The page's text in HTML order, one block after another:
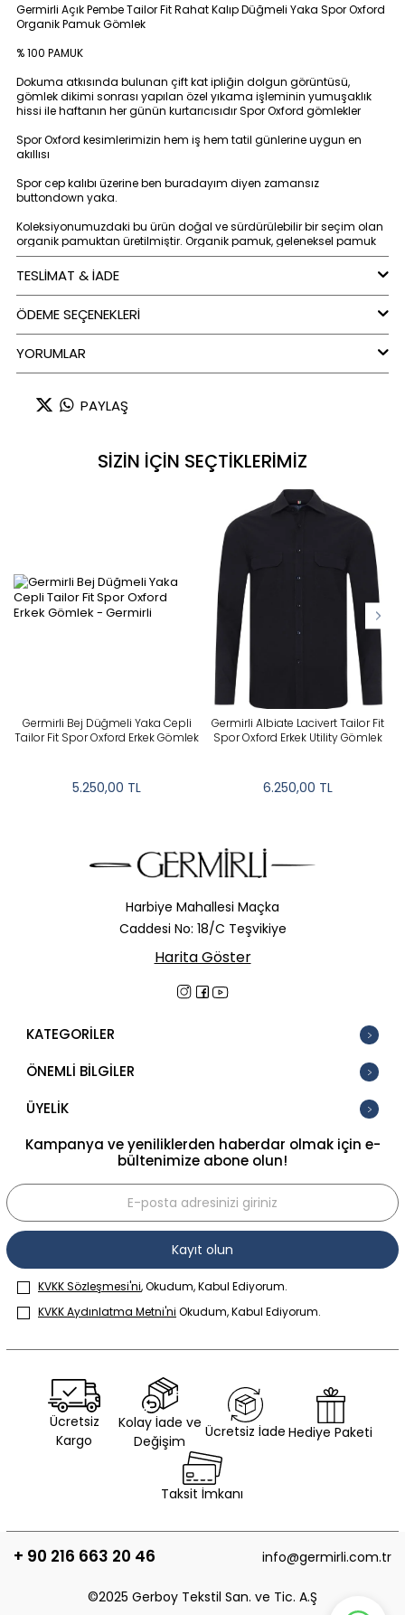
Germirli Açık Pembe Tailor Fit Rahat Kalıp Düğmeli Yaka Spor Oxford
Organik Pamuk Gömlek
% 100 PAMUK
Dokuma atkısında bulunan çift kat ipliğin dolgun görüntüsü,
gömlek dikimi sonrası yapılan özel yıkama işleminin yumuşaklık
hissi ile haftanın her günün kurtarıcısıdır Spor Oxford gömlekler
Spor Oxford kesimlerimizin hem iş hem tatil günlerine uygun en
akıllısı
Spor cep kalıbı üzerine ben buradayım diyen zamansız
buttondown yaka.
Koleksiyonumuzdaki bu ürün doğal ve sürdürülebilir bir seçim olan
organik pamuktan üretilmiştir. Organik pamuk, geleneksel pamuk
üretimine kıyasla daha çevre dostu bir seçenektir. Organik
pamuğun benzersiz dokusunu ve doğaya olan saygısını keşfedin,
stilinizi sürdürülebilir bir gelecekle birleştirin.
Tailor Fit-Rahat Kalıp: Modern Konfor Yeniden Tanımlanıyor! Modern
tarz ile eşsiz konforun mükemmel bir karışımını sunan özel Tailor Fit
ödün vermeden şık görünmeniz için tasarlandı.
Renk : Pembe
TESLİMAT & İADE
ÖDEME SEÇENEKLERI
YORUMLAR
PAYLAŞ
SİZİN İÇİN SEÇTİKLERİMİZ
Germirli Bej Düğmeli Yaka Cepli
Tailor Fit Spor Oxford Erkek Gömlek
5.250,00 TL
Germirli Albiate Lacivert Tailor Fit
Spor Oxford Erkek Utility Gömlek
6.250,00 TL
Harbiye Mahallesi Maçka
Caddesi No: 18/C Teşvikiye
Harita Göster
KATEGORİLER
ÖNEMLİ BİLGİLER
ÜYELİK
Kampanya ve yeniliklerden haberdar olmak için e-
bültenimize abone olun!
Kayıt olun
KVKK Sözleşmesi'ni, Okudum, Kabul Ediyorum.
KVKK Aydınlatma Metni'ni Okudum, Kabul Ediyorum.
Ücretsiz
Kargo
Kolay İade ve
Değişim
Ücretsiz İade Hediye Paketi
Taksit İmkanı
+ 90 216 663 20 46 info@germirli.com.tr
©2025 Gerboy Tekstil San. ve Tic. A.Ş